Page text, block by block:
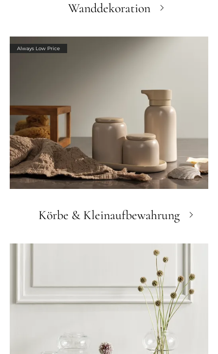
Wanddekoration
Always Low Price
Körbe & Kleinaufbewahrung